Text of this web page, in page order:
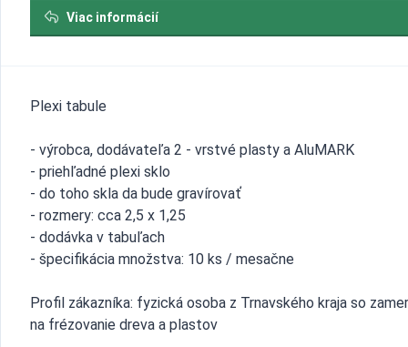
Viac informácií
Plexi tabule
- výrobca, dodávateľa 2 - vrstvé plasty a AluMARK
- priehľadné plexi sklo
- do toho skla da bude gravírovať
- rozmery: cca 2,5 x 1,25
- dodávka v tabuľach
- špecifikácia množstva: 10 ks / mesačne
Profil zákazníka: fyzická osoba z Trnavského kraja so
na frézovanie dreva a plastov